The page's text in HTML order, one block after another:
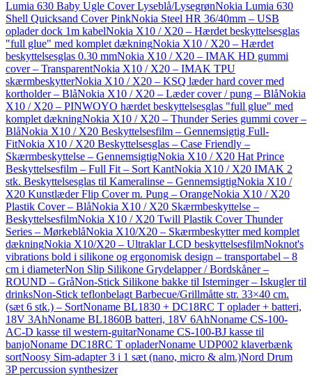
Lumia 630 Baby Ugle Cover Lyseblå/LysegrønNokia Lumia 630
Shell Quicksand Cover PinkNokia Steel HR 36/40mm – USB
oplader dock 1m kabelNokia X10 / X20 – Hærdet beskyttelsesglas
"full glue" med komplet dækningNokia X10 / X20 – Hærdet
beskyttelsesglas 0.30 mmNokia X10 / X20 – IMAK HD gummi
cover – TransparentNokia X10 / X20 – IMAK TPU
skærmbeskytterNokia X10 / X20 – KSQ læder hard cover med
kortholder – BlåNokia X10 / X20 – Læder cover / pung – BlåNokia
X10 / X20 – PINWOYO hærdet beskyttelsesglas "full glue" med
komplet dækningNokia X10 / X20 – Thunder Series gummi cover –
BlåNokia X10 / X20 Beskyttelsesfilm – Gennemsigtig Full-
FitNokia X10 / X20 Beskyttelsesglas – Case Friendly –
Skærmbeskyttelse – GennemsigtigNokia X10 / X20 Hat Prince
Beskyttelsesfilm – Full Fit – Sort KantNokia X10 / X20 IMAK 2
stk. Beskyttelsesglas til Kameralinse – GennemsigtigNokia X10 /
X20 Kunstlæder Flip Cover m. Pung – OrangeNokia X10 / X20
Plastik Cover – BlåNokia X10 / X20 Skærmbeskyttelse –
BeskyttelsesfilmNokia X10 / X20 Twill Plastik Cover Thunder
Series – MørkeblåNokia X10/X20 – Skærmbeskytter med komplet
dækningNokia X10/X20 – Ultraklar LCD beskyttelsesfilmNoknot's
vibrations bold i silikone og ergonomisk design – transportabel – 8
cm i diameterNon Slip Silikone Grydelapper / Bordskåner –
ROUND – GråNon-Stick Silikone bakke til Isterninger – Iskugler til
drinksNon-Stick teflonbelagt Barbecue/Grillmåtte str. 33×40 cm.
(sæt 6 stk.) – SortNoname BL1830 + DC18RC T oplader + batteri,
18V 3AhNoname BL1860B batteri, 18V 6AhNoname CS-100-
AC-D kasse til western-guitarNoname CS-100-BJ kasse til
banjoNoname DC18RC T opladerNoname UDP002 klaverbænk
sortNoosy Sim-adapter 3 i 1 sæt (nano, micro & alm.)Nord Drum
3P percussion synthesizer